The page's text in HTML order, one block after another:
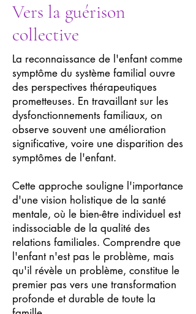
Vers la guérison
collective
La reconnaissance de l'enfant comme
symptôme du système familial ouvre
des perspectives thérapeutiques
prometteuses. En travaillant sur les
dysfonctionnements familiaux, on
observe souvent une amélioration
significative, voire une disparition des
symptômes de l'enfant.
Cette approche souligne l'importance
d'une vision holistique de la santé
mentale, où le bien-être individuel est
indissociable de la qualité des
relations familiales. Comprendre que
l'enfant n'est pas le problème, mais
qu'il révèle un problème, constitue le
premier pas vers une transformation
profonde et durable de toute la